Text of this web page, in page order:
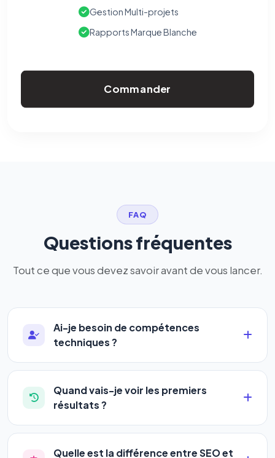
Gestion Multi-projets
Rapports Marque Blanche
Commander
FAQ
Questions fréquentes
Tout ce que vous devez savoir avant de vous lancer.
Ai-je besoin de compétences
techniques ?
Absolument pas. Notre logiciel a été conçu pour
être accessible àtous les profils: artisans,
commerçants, auto-entrepreneurs, PME ou
complexe — vous renseignez l'adresse de votre
site, décrivez votre activité, et le logiciel gère tout
Quand vais-je voir les premiers
résultats ?
La plupart de nos utilisateurs observent une
amélioration de leur positionnement en4 à 6
Quelle est la différence entre SEO et